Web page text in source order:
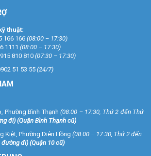
thuật:
166 166(08:00 – 17:30)
1111 (08:00 – 17:30)
810 810 (07:30 – 17:30)
51 53 55 (24/7)
Phường Bình Thạnh (08:00 – 17:30, Thứ 2 đến Thứ
đi) (Quận Bình Thạnh cũ)
Kiệt, Phường Diên Hồng (08:00 – 17:30, Thứ 2 đến
đường đi) (Quận 10 cũ)